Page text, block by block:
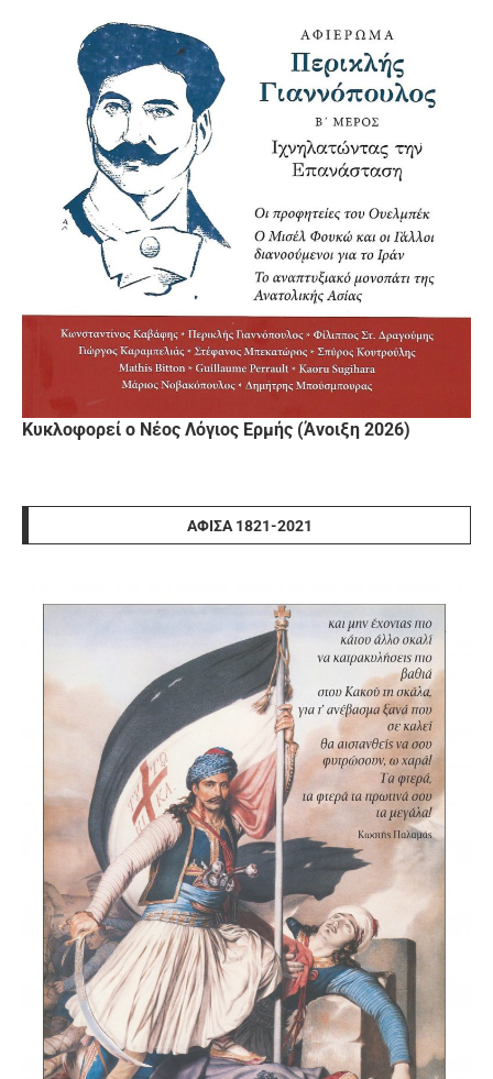
Κυκλοφορεί ο Νέος Λόγιος Ερμής (Άνοιξη 2026)
ΑΦΊΣΑ 1821-2021